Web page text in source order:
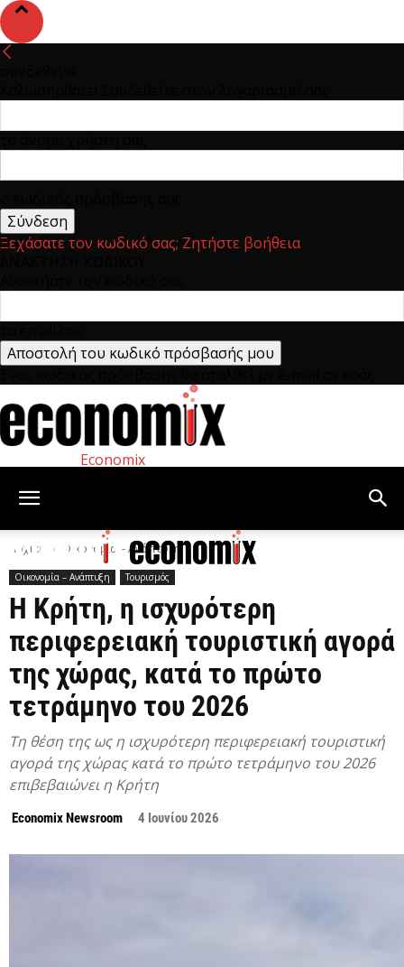
Ξεχάσατε τον κωδικό σας; Ζητήστε βοήθεια
Economix
Αρχική Οικονομία – Ανάπτυξη
Οικονομία – Ανάπτυξη Τουρισμός
Η Κρήτη, η ισχυρότερη
περιφερειακή τουριστική αγορά
της χώρας, κατά το πρώτο
τετράμηνο του 2026
Τη θέση της ως η ισχυρότερη περιφερειακή τουριστική
αγορά της χώρας κατά το πρώτο τετράμηνο του 2026
επιβεβαιώνει η Κρήτη
Economix Newsroom 4 Ιουνίου 2026